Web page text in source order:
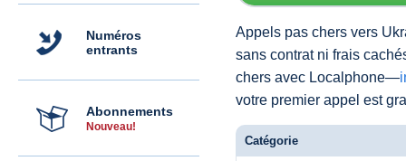
Numéros
entrants
Abonnements
Nouveau!
Appels pas chers vers
sans contrat ni frais
chers avec Localphone—
votre premier appel est
Catégorie